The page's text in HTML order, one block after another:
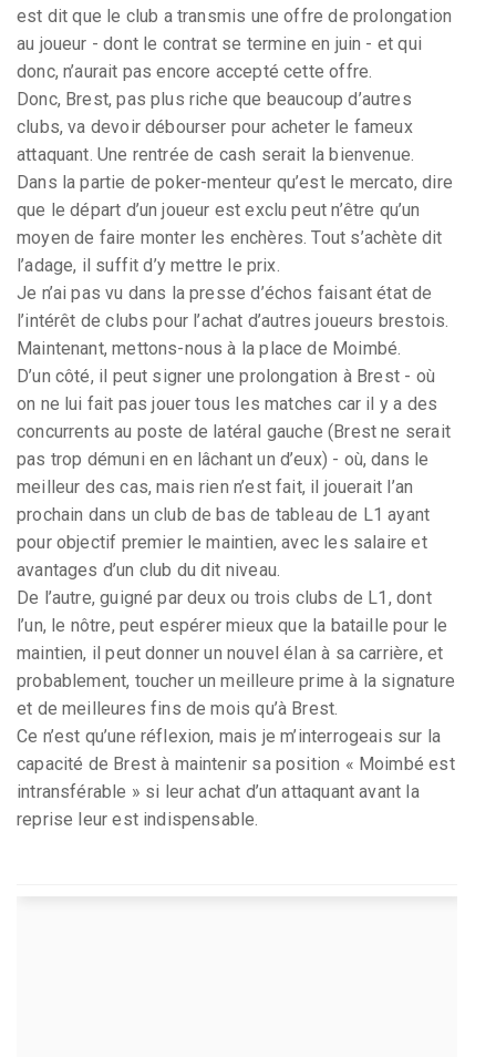
est dit que le club a transmis une offre de prolongation
au joueur - dont le contrat se termine en juin - et qui
donc, n’aurait pas encore accepté cette offre.
Donc, Brest, pas plus riche que beaucoup d’autres
clubs, va devoir débourser pour acheter le fameux
attaquant. Une rentrée de cash serait la bienvenue.
Dans la partie de poker-menteur qu’est le mercato, dire
que le départ d’un joueur est exclu peut n’être qu’un
moyen de faire monter les enchères. Tout s’achète dit
l’adage, il suffit d’y mettre le prix.
Je n’ai pas vu dans la presse d’échos faisant état de
l’intérêt de clubs pour l’achat d’autres joueurs brestois.
Maintenant, mettons-nous à la place de Moimbé.
D’un côté, il peut signer une prolongation à Brest - où
on ne lui fait pas jouer tous les matches car il y a des
concurrents au poste de latéral gauche (Brest ne serait
pas trop démuni en en lâchant un d’eux) - où, dans le
meilleur des cas, mais rien n’est fait, il jouerait l’an
prochain dans un club de bas de tableau de L1 ayant
pour objectif premier le maintien, avec les salaire et
avantages d’un club du dit niveau.
De l’autre, guigné par deux ou trois clubs de L1, dont
l’un, le nôtre, peut espérer mieux que la bataille pour le
maintien, il peut donner un nouvel élan à sa carrière, et
probablement, toucher un meilleure prime à la signature
et de meilleures fins de mois qu’à Brest.
Ce n’est qu’une réflexion, mais je m’interrogeais sur la
capacité de Brest à maintenir sa position « Moimbé est
intransférable » si leur achat d’un attaquant avant la
reprise leur est indispensable.